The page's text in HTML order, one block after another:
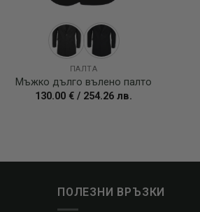
ПАЛТА
Мъжко дълго вълено палто
130.00 € / 254.26 лв.
ПОЛЕЗНИ ВРЪЗКИ